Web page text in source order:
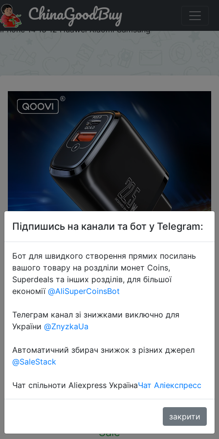
Знижка на QOOVI Dual USB Type C PD 20W Charger 5A
Fast Charging Wall Adapter Quick Charge 4.0 QC For
iPhone 14 13 12 Huawei Xiaomi Samsung
ChinaGoodBuy
2024-03-29
Charger 5A Fast Charging Wall
Adapter Quick Charge 4.0 QC For
Samsung
$1.5
Sale
Підпишись на канали та бот у Telegram:
Бот для швидкого створення прямих посилань
вашого товару на роздліли монет Coins,
Superdeals та інших розділів, для більшої
економії @AliSuperCoinsBot
Телеграм канал зі знижками виключно для
України @ZnyzkaUa
Автоматичний збирач знижок з різних джерел
@SaleStack
Чат спільноти Aliexpress УкраїнаЧат Аліекспресс
закрити